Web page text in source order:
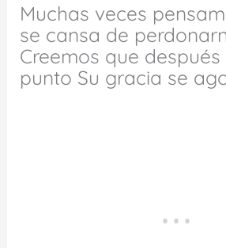
Muchas veces
se cansa de
Creemos que
punto Su gracia se